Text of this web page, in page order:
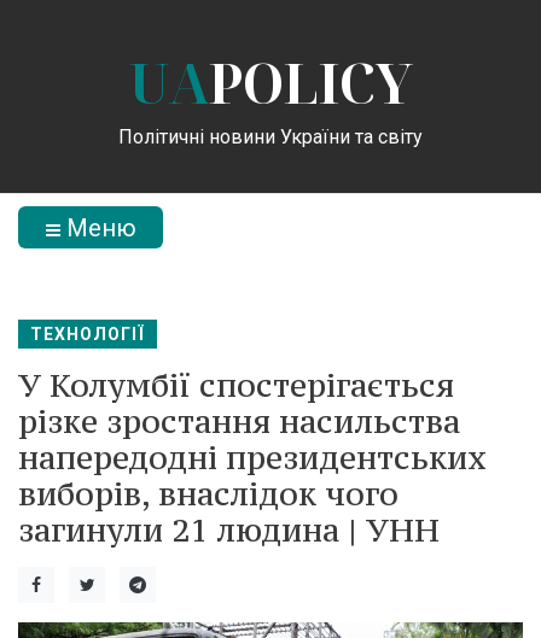
UAPOLICY
Політичні новини України та світу
Меню
ТЕХНОЛОГІЇ
У Колумбії спостерігається
різке зростання насильства
напередодні президентських
виборів, внаслідок чого
загинули 21 людина | УНН